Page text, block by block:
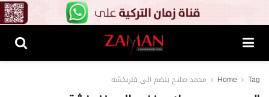
Home Tag محمد صلاح ينضم الى فنربخشة